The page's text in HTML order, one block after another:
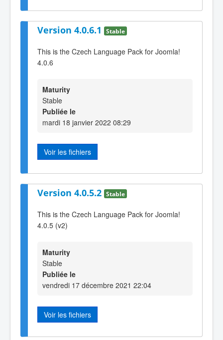
Version 4.0.6.1 Stable
This is the Czech Language Pack for Joomla!
4.0.6
Maturity
Stable
Publiée le
mardi 18 janvier 2022 08:29
Voir les fichiers
Version 4.0.5.2 Stable
This is the Czech Language Pack for Joomla!
4.0.5 (v2)
Maturity
Stable
Publiée le
vendredi 17 décembre 2021 22:04
Voir les fichiers